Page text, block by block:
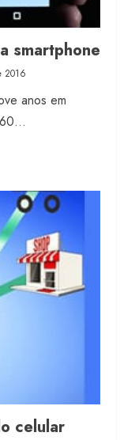
smartphone
2016
anos em
celular